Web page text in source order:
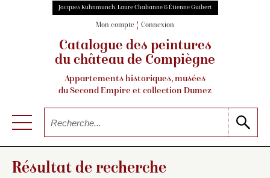
Jacques Kuhnmunch, Laure Chabanne & Étienne Guibert
Mon compte Connexion
Catalogue des peintures
du château de Compiègne
Appartements historiques, musées
du Second Empire et collection Dumez
Résultat de recherche